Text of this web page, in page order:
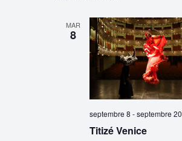
MAR
8
septembre 8 -septembre 20
Titizé Venice